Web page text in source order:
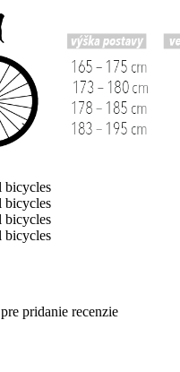
pre pridanie recenzie